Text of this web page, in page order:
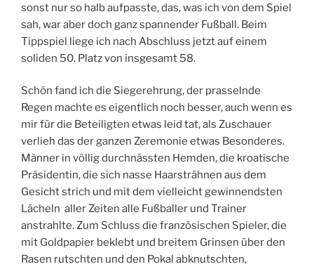
sonst nur so halb aufpasste, das, was ich von dem Spiel
sah, war aber doch ganz spannender Fußball. Beim
Tippspiel liege ich nach Abschluss jetzt auf einem
soliden 50. Platz von insgesamt 58.
Schön fand ich die Siegerehrung, der prasselnde
Regen machte es eigentlich noch besser, auch wenn es
mir für die Beteiligten etwas leid tat, als Zuschauer
verlieh das der ganzen Zeremonie etwas Besonderes.
Männer in völlig durchnässten Hemden, die kroatische
Präsidentin, die sich nasse Haarsträhnen aus dem
Gesicht strich und mit dem vielleicht gewinnendsten
Lächeln aller Zeiten alle Fußballer und Trainer
anstrahlte. Zum Schluss die französischen Spieler, die
mit Goldpapier beklebt und breitem Grinsen über den
Rasen rutschten und den Pokal abknutschten,